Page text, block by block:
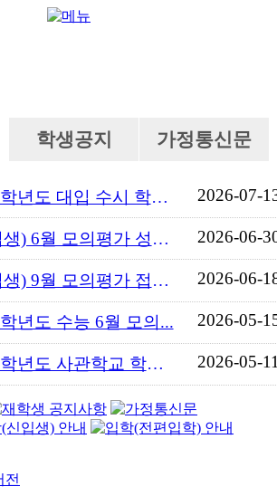
학생공지 가정통신문
년도 대입 수시 학교... 2026-07-
) 6월 모의평가 성적... 2026-06-
) 9월 모의평가 접수... 2026-06-
년도 수능 6월 모의... 2026-05-
년도 사관학교 학교장... 2026-05-
전